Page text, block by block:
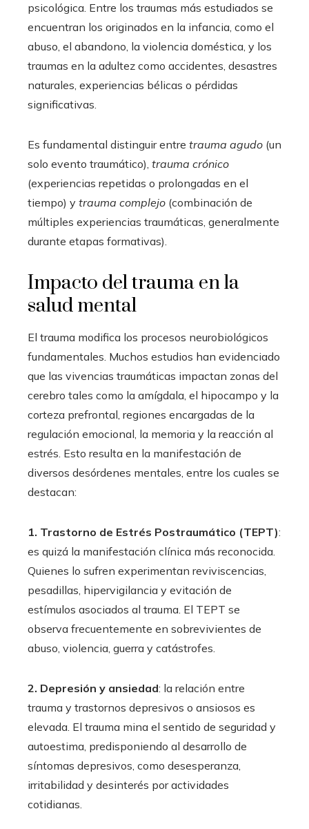
psicológica. Entre los traumas más estudiados se
encuentran los originados en la infancia, como el
abuso, el abandono, la violencia doméstica, y los
traumas en la adultez como accidentes, desastres
naturales, experiencias bélicas o pérdidas
significativas.
Es fundamental distinguir entre trauma agudo (un
solo evento traumático), trauma crónico
(experiencias repetidas o prolongadas en el
tiempo) y trauma complejo (combinación de
múltiples experiencias traumáticas, generalmente
durante etapas formativas).
Impacto del trauma en la
salud mental
El trauma modifica los procesos neurobiológicos
fundamentales. Muchos estudios han evidenciado
que las vivencias traumáticas impactan zonas del
cerebro tales como la amígdala, el hipocampo y la
corteza prefrontal, regiones encargadas de la
regulación emocional, la memoria y la reacción al
estrés. Esto resulta en la manifestación de
diversos desórdenes mentales, entre los cuales se
destacan:
1. Trastorno de Estrés Postraumático (TEPT):
es quizá la manifestación clínica más reconocida.
Quienes lo sufren experimentan reviviscencias,
pesadillas, hipervigilancia y evitación de
estímulos asociados al trauma. El TEPT se
observa frecuentemente en sobrevivientes de
abuso, violencia, guerra y catástrofes.
2. Depresión y ansiedad: la relación entre
trauma y trastornos depresivos o ansiosos es
elevada. El trauma mina el sentido de seguridad y
autoestima, predisponiendo al desarrollo de
síntomas depresivos, como desesperanza,
irritabilidad y desinterés por actividades
cotidianas.